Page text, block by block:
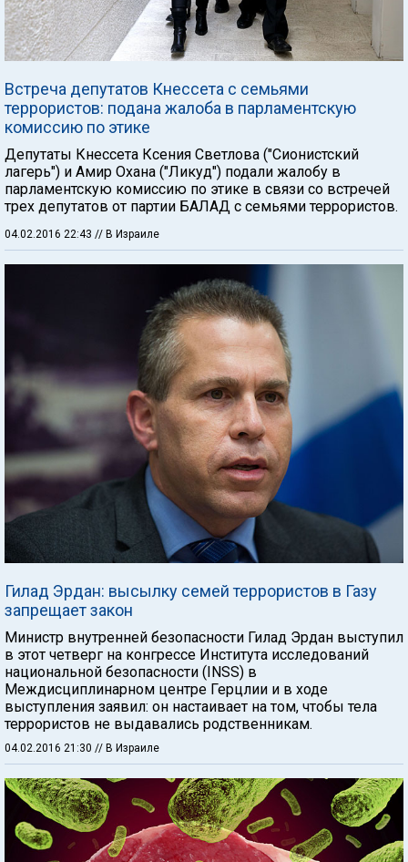
Встреча депутатов Кнессета с семьями
террористов: подана жалоба в парламентскую
комиссию по этике
Депутаты Кнессета Ксения Светлова ("Сионистский
лагерь") и Амир Охана ("Ликуд") подали жалобу в
парламентскую комиссию по этике в связи со встречей
трех депутатов от партии БАЛАД с семьями террористов.
04.02.2016 22:43 // В Израиле
Гилад Эрдан: высылку семей террористов в Газу
запрещает закон
Министр внутренней безопасности Гилад Эрдан выступил
в этот четверг на конгрессе Института исследований
национальной безопасности (INSS) в
Междисциплинарном центре Герцлии и в ходе
выступления заявил: он настаивает на том, чтобы тела
террористов не выдавались родственникам.
04.02.2016 21:30 // В Израиле